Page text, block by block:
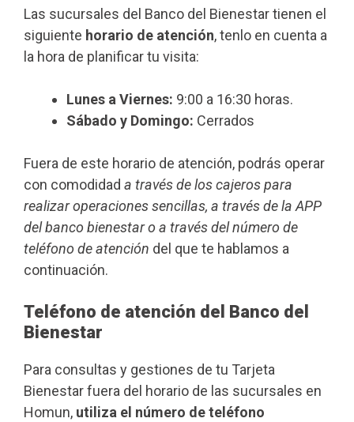
Las sucursales del Banco del Bienestar tienen el
siguiente horario de atención, tenlo en cuenta a
la hora de planificar tu visita:
Lunes a Viernes: 9:00 a 16:30 horas.
Sábado y Domingo: Cerrados
Fuera de este horario de atención, podrás operar
con comodidad a través de los cajeros para
realizar operaciones sencillas, a través de la APP
del banco bienestar o a través del número de
teléfono de atención del que te hablamos a
continuación.
Teléfono de atención del Banco del
Bienestar
Para consultas y gestiones de tu Tarjeta
Bienestar fuera del horario de las sucursales en
Homun, utiliza el número de teléfono